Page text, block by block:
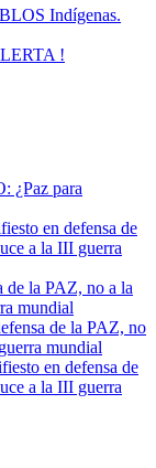
Indígenas.
!
¿Paz para
en defensa de
a la III guerra
de la PAZ, no a la
mundial
de la PAZ, no
mundial
en defensa de
a la III guerra